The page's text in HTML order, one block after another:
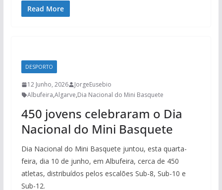
Read More
DESPORTO
12 Junho, 2026
JorgeEusebio
Albufeira,Algarve,Dia Nacional do Mini Basquete
450 jovens celebraram o Dia
Nacional do Mini Basquete
Dia Nacional do Mini Basquete juntou, esta quarta-
feira, dia 10 de junho, em Albufeira, cerca de 450
atletas, distribuídos pelos escalões Sub-8, Sub-10 e
Sub-12.